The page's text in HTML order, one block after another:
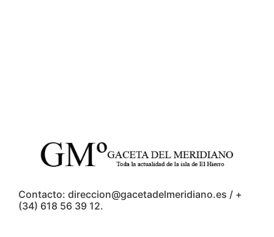
Contacto: direccion@gacetadelmeridiano.es / +
(34) 618 56 39 12.